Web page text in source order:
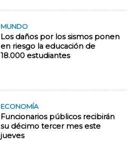
MUNDO
Los daños por los sismos ponen
en riesgo la educación de
18.000 estudiantes
ECONOMÍA
Funcionarios públicos recibirán
su décimo tercer mes este
jueves